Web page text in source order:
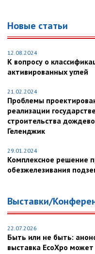
Новые статьи
12.08.2024
К вопросу о
активированных углей
21.02.2024
Проблемы
реализации
строительства
Геленджик
29.01.2024
Комплексное решение
обезжелезивания
Выставки/
22.07.2026
Быть или не быть:
выставка EcoXpo может